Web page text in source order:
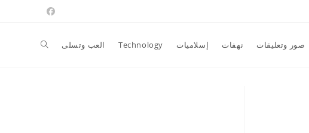
صور وتعليقات نهفات إسلاميات Technology العب وتسلى Toggle